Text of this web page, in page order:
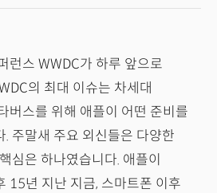
런스 WWDC가 하루 앞으로
의 최대 이슈는 차세대
버스를 위해 애플이 어떤 준비를
주말새 주요 외신들은 다양한
심은 하나였습니다. 애플이
15년 지난 지금, 스마트폰 이후